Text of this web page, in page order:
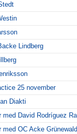
Lindberg
25 november
Diakti
med David Rodríguez
med OC Acke Grünewald